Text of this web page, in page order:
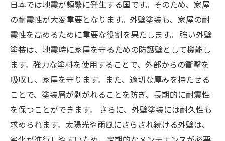
日本では地震が頻繁に発生する国です。そのため、家屋
の耐震性が大変重要となります。外壁塗装も、家屋の耐
震性を高めるために重要な役割を果たします。 強い外壁
塗装は、地震時に家屋を守るための防護壁として機能し
ます。強力な塗料を使用することで、外部からの衝撃を
吸収し、家屋を守ります。また、適切な厚みを持たせる
ことで、塗装層が剥がれることを防ぎ、長期的に耐震性
を保つことができます。 さらに、外壁塗装には耐久性も
求められます。太陽光や雨風にさらされ続ける外壁は、